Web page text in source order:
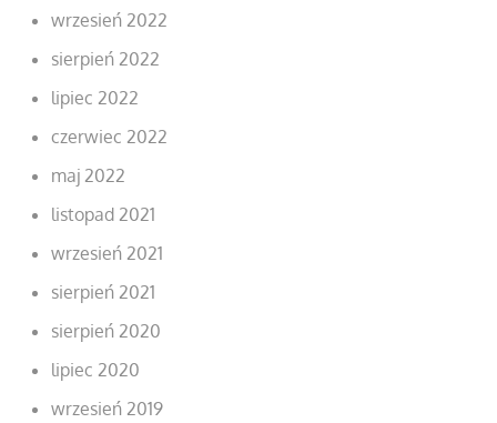
wrzesień 2022
sierpień 2022
lipiec 2022
czerwiec 2022
maj 2022
listopad 2021
wrzesień 2021
sierpień 2021
sierpień 2020
lipiec 2020
wrzesień 2019